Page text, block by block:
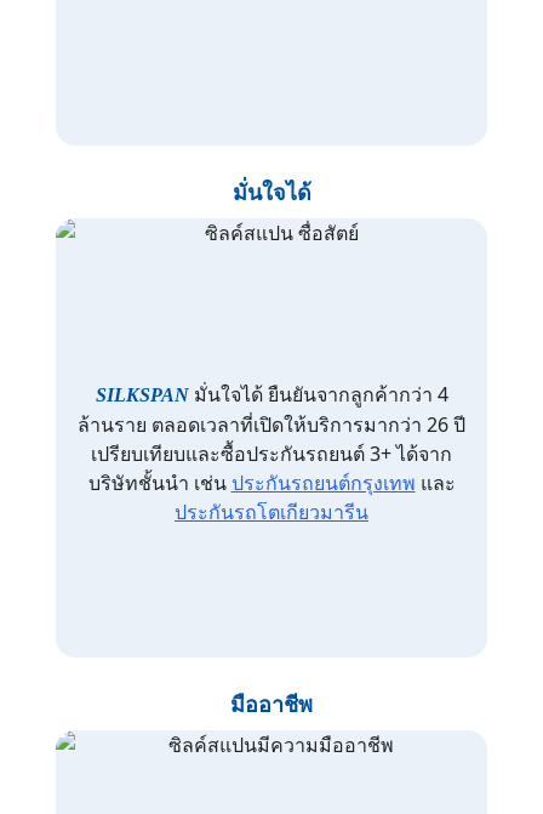
มั่นใจได้
SILKSPANมั่นใจได้ ยืนยันจากลูกค้ากว่า 4
ล้านราย ตลอดเวลาที่เปิดให้บริการมากว่า 26 ปี
เปรียบเทียบและซื้อประกันรถยนต์ 3+ ได้จาก
บริษัทชั้นนำ เช่นประกันรถยนต์กรุงเทพ และ
ประกันรถโตเกียวมารีน
มืออาชีพ